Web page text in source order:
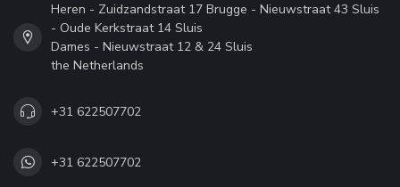
Heren - Zuidzandstraat 17 Brugge - Nieuwstraat 43 Sluis
- Oude Kerkstraat 14 Sluis
Dames - Nieuwstraat 12 & 24 Sluis
the Netherlands
+31 622507702
+31 622507702